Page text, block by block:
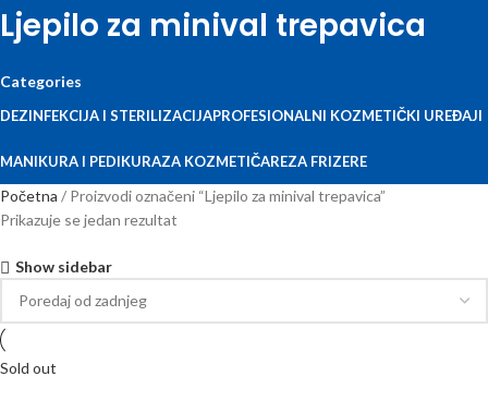
Ljepilo za minival trepavica
Categories
DEZINFEKCIJA I STERILIZACIJAPROFESIONALNI KOZMETIČKI UREĐAJI
MANIKURA I PEDIKURAZA KOZMETIČAREZA FRIZERE
Početna
Proizvodi označeni “Ljepilo za minival trepavica”
Prikazuje se jedan rezultat
Show sidebar
Sold out